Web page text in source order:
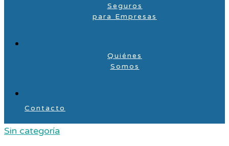
Seguros
para Empresas
Quiénes
Somos
Contacto
Sin categoría